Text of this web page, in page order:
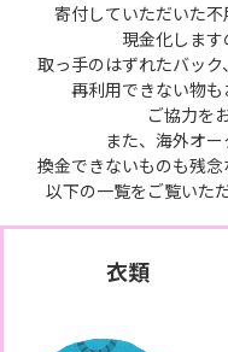
寄付していただいた
現金化します
取っ手のはずれたバッ
再利用できない物も
ご協力を
また、海外オ
換金できないものも残
以下の一覧をご覧いた
衣類